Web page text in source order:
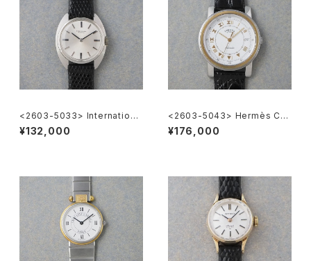
<2603-5033> Internationa
l Watch Co.
¥132,000
<2603-5043> Hermès Car
rick
¥176,000